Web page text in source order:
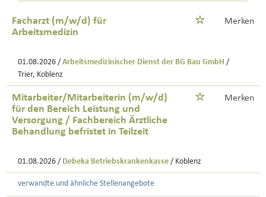
Facharzt (m/w/d) für
Arbeitsmedizin
Merken
01.08.2026 / Arbeitsmedizinischer Dienst der BG Bau GmbH /
Trier, Koblenz
Mitarbeiter/Mitarbeiterin (m/w/d)
für den Bereich Leistung und
Versorgung / Fachbereich Ärztliche
Behandlung befristet in Teilzeit
Merken
01.08.2026 / Debeka Betriebskrankenkasse / Koblenz
verwandte und ähnliche Stellenangebote